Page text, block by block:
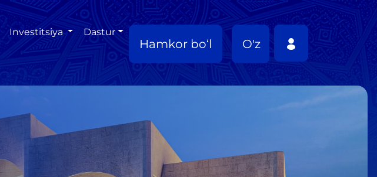
Investitsiya Dastur
Hamkor bo‘l O'z